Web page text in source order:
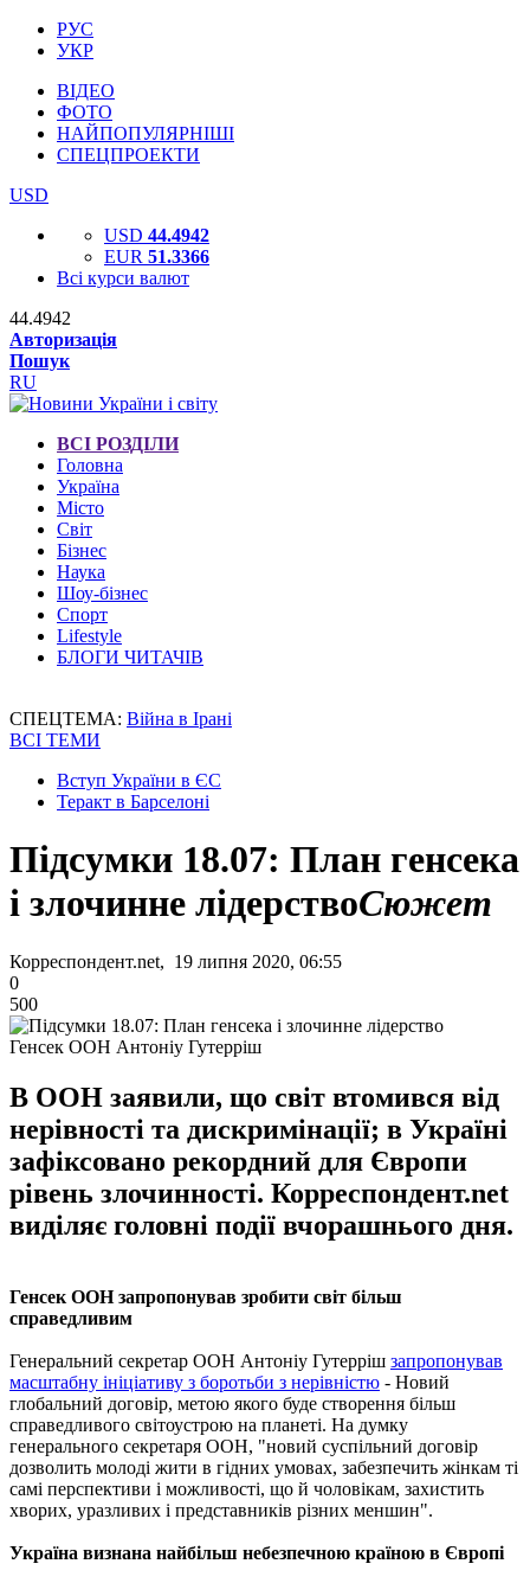
РУС
УКР
ВІДЕО
ФОТО
НАЙПОПУЛЯРНІШІ
СПЕЦПРОЕКТИ
USD
USD 44.4942
EUR 51.3366
Всі курси валют
44.4942
Авторизація
Пошук
RU
ВСІ РОЗДІЛИ
Головна
Україна
Місто
Світ
Бізнес
Наука
Шоу-бізнес
Спорт
Lifestyle
БЛОГИ ЧИТАЧІВ
СПЕЦТЕМА: Війна в Ірані
ВСІ ТЕМИ
Вступ України в ЄС
Теракт в Барселоні
Підсумки 18.07: План генсека
і злочинне лідерствоСюжет
Корреспондент.net, 19 липня 2020, 06:55
0
500
Генсек ООН Антоніу Гутерріш
В ООН заявили, що світ втомився від
нерівності та дискримінації; в Україні
зафіксовано рекордний для Європи
рівень злочинності. Корреспондент.net
виділяє головні події вчорашнього дня.
Генсек ООН запропонував зробити світ більш
справедливим
Генеральний секретар ООН Антоніу Гутерріш запропонував
масштабну ініціативу з боротьби з нерівністю - Новий
глобальний договір, метою якого буде створення більш
справедливого світоустрою на планеті. На думку
генерального секретаря ООН, "новий суспільний договір
дозволить молоді жити в гідних умовах, забезпечить жінкам ті
самі перспективи і можливості, що й чоловікам, захистить
хворих, уразливих і представників різних меншин".
Україна визнана найбільш небезпечною країною в Європі